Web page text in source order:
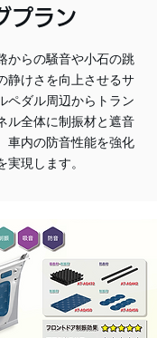
プラン
からの騒音や小石の跳
静けさを向上させるサ
ペダル周辺からトラン
ル全体に制振材と遮音
車内の防音性能を強化
現します。